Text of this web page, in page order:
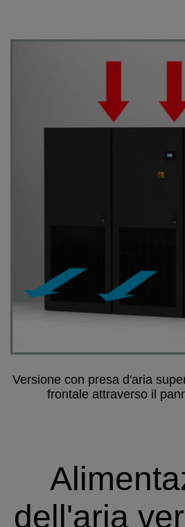
Versione con presa d'aria
frontale attraverso il
dell'aria